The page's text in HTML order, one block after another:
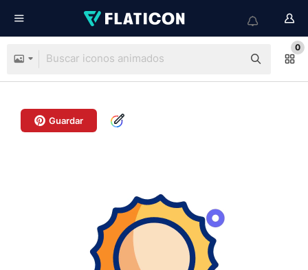
0
Guardar